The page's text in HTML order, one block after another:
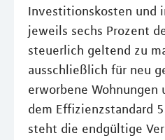
Investitionskosten und
jeweils sechs Prozent
steuerlich geltend zu
ausschließlich für neu
erworbene Wohnungen
dem Effizienzstandard
steht die endgültige